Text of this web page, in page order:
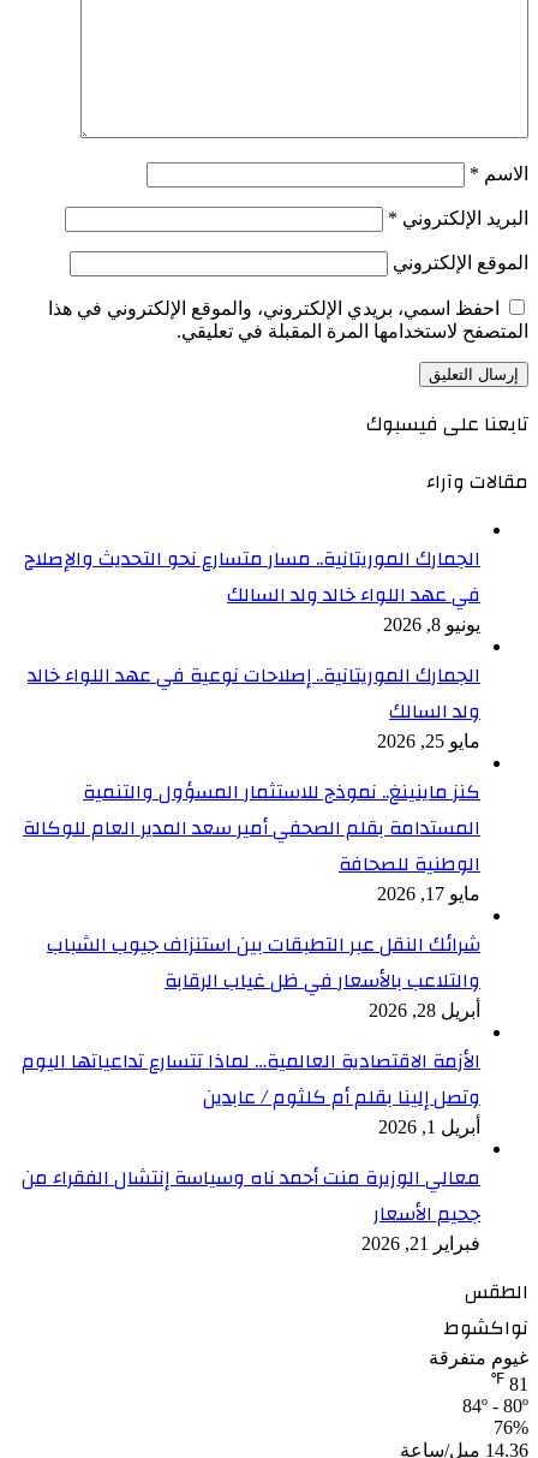
الاسم *
البريد الإلكتروني *
الموقع الإلكتروني
احفظ اسمي، بريدي الإلكتروني، والموقع الإلكتروني في هذا
المتصفح لاستخدامها المرة المقبلة في تعليقي.
تابعنا على فيسبوك
مقالات وآراء
الجمارك الموريتانية.. مسار متسارع نحو التحديث والإصلاح
في عهد اللواء خالد ولد السالك
يونيو 8, 2026
الجمارك الموريتانية.. إصلاحات نوعية في عهد اللواء خالد
ولد السالك
مايو 25, 2026
كنز ماينينغ.. نموذج للاستثمار المسؤول والتنمية
المستدامة بقلم الصحفي أمير سعد المدير العام للوكالة
الوطنية للصحافة
مايو 17, 2026
شرائك النقل عبر التطبقات بين استنزاف جيوب الشباب
والتلاعب بالأسعار في ظل غياب الرقابة
أبريل 28, 2026
الأزمة الاقتصادية العالمية… لماذا تتسارع تداعياتها اليوم
وتصل إلينا بقلم أم كلثوم / عابدين
أبريل 1, 2026
معالي الوزيرة منت أحمد ناه وسياسة إنتشال الفقراء من
جحيم الأسعار
فبراير 21, 2026
الطقس
نواكشوط
غيوم متفرقة
81
℉
84º - 80º
76%
14.36 ميل/ساعة